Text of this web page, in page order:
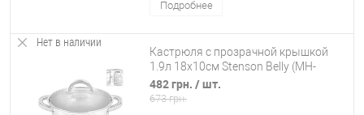
Подробнее
Нет в наличии
Кастрюля с прозрачной крышкой
1.9л 18х10см Stenson Belly (MH-
2719)
482 грн. / шт.
673 грн.